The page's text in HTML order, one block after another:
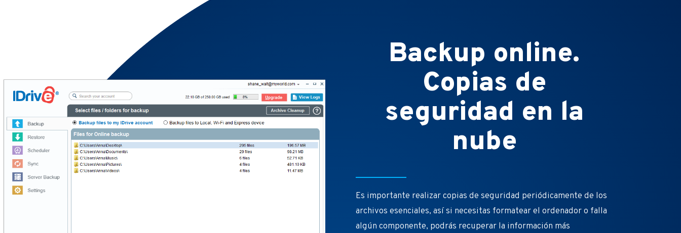
Backup online.
Copias de
seguridad en la
nube
Es importante realizar copias de seguridad periódicamente de los
archivos esenciales, así si necesitas formatear el ordenador o falla
algún componente, podrás recuperar la información más